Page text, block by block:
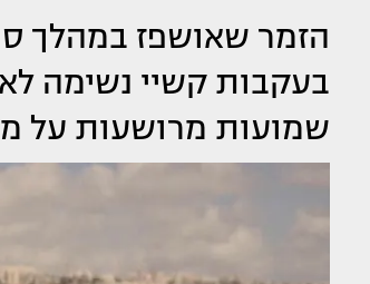
הזמר שאושפז במהלך
בעקבות קשיי נשימה
שמועות מרושעות על